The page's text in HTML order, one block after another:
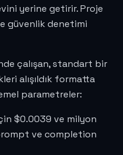
yerine getirir. Proje
güvenlik denetimi
çalışan, standart bir
alışıldık formatta
parametreler:
$0.0039 ve milyon
ve completion